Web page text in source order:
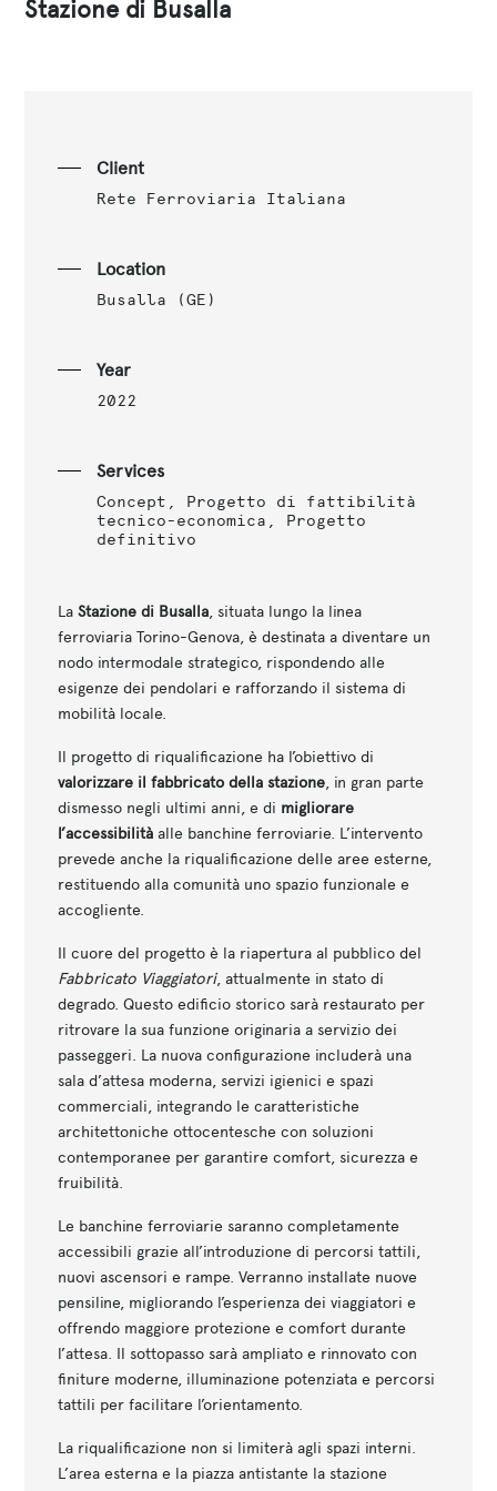
Stazione di Busalla
Client
Rete Ferroviaria Italiana
Location
Busalla (GE)
Year
2022
Services
Concept, Progetto di fattibilità
tecnico-economica, Progetto
definitivo
La Stazione di Busalla, situata lungo la linea
ferroviaria Torino-Genova, è destinata a diventare un
nodo intermodale strategico, rispondendo alle
esigenze dei pendolari e rafforzando il sistema di
mobilità locale.
Il progetto di riqualificazione ha l’obiettivo di
valorizzare il fabbricato della stazione, in gran parte
dismesso negli ultimi anni, e di migliorare
l’accessibilità alle banchine ferroviarie. L’intervento
prevede anche la riqualificazione delle aree esterne,
restituendo alla comunità uno spazio funzionale e
accogliente.
Il cuore del progetto è la riapertura al pubblico del
Fabbricato Viaggiatori, attualmente in stato di
degrado. Questo edificio storico sarà restaurato per
ritrovare la sua funzione originaria a servizio dei
passeggeri. La nuova configurazione includerà una
sala d’attesa moderna, servizi igienici e spazi
commerciali, integrando le caratteristiche
architettoniche ottocentesche con soluzioni
contemporanee per garantire comfort, sicurezza e
fruibilità.
Le banchine ferroviarie saranno completamente
accessibili grazie all’introduzione di percorsi tattili,
nuovi ascensori e rampe. Verranno installate nuove
pensiline, migliorando l’esperienza dei viaggiatori e
offrendo maggiore protezione e comfort durante
l’attesa. Il sottopasso sarà ampliato e rinnovato con
finiture moderne, illuminazione potenziata e percorsi
tattili per facilitare l’orientamento.
La riqualificazione non si limiterà agli spazi interni.
L’area esterna e la piazza antistante la stazione